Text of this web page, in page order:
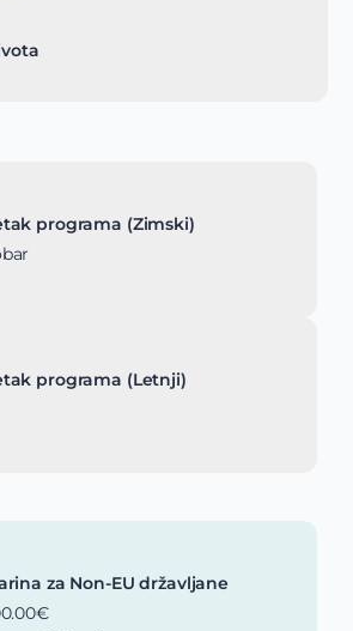
programa (Zimski)
programa (Letnji)
za Non-EU državljane